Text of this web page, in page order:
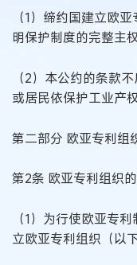
（1）缔约国建立欧
明保护制度的完整主权
（2）本公约的条款
或居民依保护工业产
第二部分 欧亚专利组
第2条 欧亚专利组织
（1）为行使欧亚专
立欧亚专利组织（以下